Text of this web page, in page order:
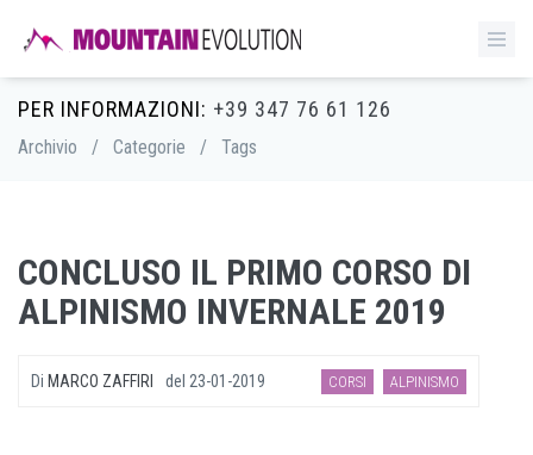
PER INFORMAZIONI: +39 347 76 61 126
Archivio / Categorie / Tags
CONCLUSO IL PRIMO CORSO DI
ALPINISMO INVERNALE 2019
Di MARCO ZAFFIRI del 23-01-2019 CORSI ALPINISMO